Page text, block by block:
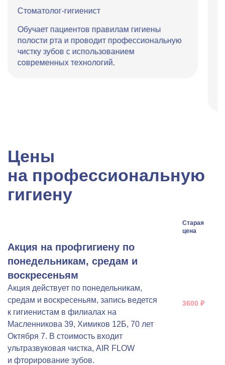
Стоматолог-гигиенист
Обучает пациентов правилам гигиены
полости рта и проводит профессиональную
чистку зубов с использованием
современных технологий.
Цены
на профессиональную
гигиену
Старая
цена
Акция на профгигиену по
понедельникам, средам и
воскресеньям
Акция действует по понедельникам,
средам и воскресеньям, запись ведется
к гигиенистам в филиалах на
Масленникова 39, Химиков 12Б, 70 лет
Октября 7. В стоимость входит
ультразвуковая чистка, AIR FLOW
и фторирование зубов.
3600 ₽